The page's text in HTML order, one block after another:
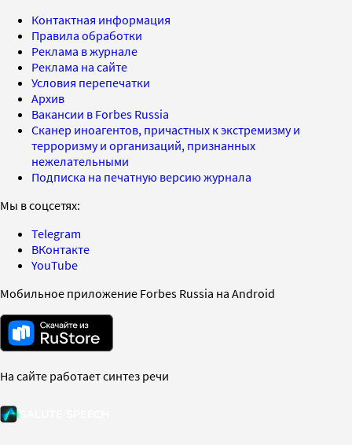
Контактная информация
Правила обработки
Реклама в журнале
Реклама на сайте
Условия перепечатки
Архив
Вакансии в Forbes Russia
Сканер иноагентов, причастных к экстремизму и
терроризму и организаций, признанных
нежелательными
Подписка на печатную версию журнала
Мы в соцсетях:
Telegram
ВКонтакте
YouTube
Мобильное приложение Forbes Russia на Android
На сайте работает синтез речи